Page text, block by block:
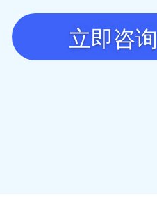
立即咨询